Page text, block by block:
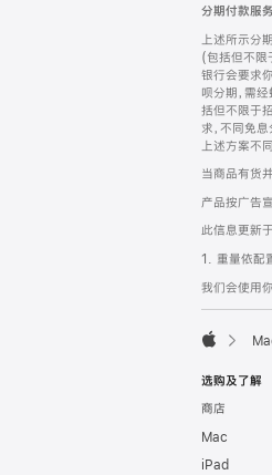
页
脚
分期付款服
上述所示分
(包括但不限
银行会要求
呗分期，需
括但不限于
求，不同免
上述方案不
当商品有货
产品按广告
此信息更新
1. 重量依配
我们会使用
选购及了解
商店
Mac
iPad